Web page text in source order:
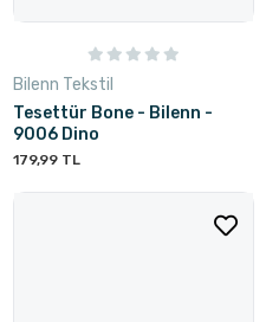
Bilenn Tekstil
Tesettür Bone - Bilenn -
9006 Dino
179,99 TL